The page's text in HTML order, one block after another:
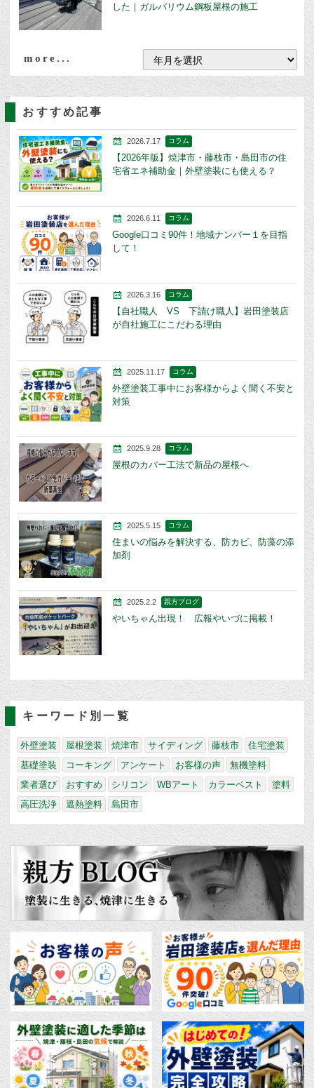
した｜ガルバリウム鋼板屋根の施工
more...
おすすめ記事
2026.7.17 コラム
【2026年版】焼津市・藤枝市・島田市の住
宅省エネ補助金｜外壁塗装にも使える？
2026.6.11 コラム
Google口コミ90件！地域ナンバー１を目指
して！
2026.3.16 コラム
【自社職人 VS 下請け職人】岩田塗装店
が自社施工にこだわる理由
2025.11.17 コラム
外壁塗装工事中にお客様からよく聞く不安と
対策
2025.9.28 コラム
屋根のカバー工法で新品の屋根へ
2025.5.15 コラム
住まいの悩みを解決する、防カビ、防藻の添
加剤
2025.2.2 親方ブログ
やいちゃん出現！ 広報やいづに掲載！
キーワード別一覧
外壁塗装 屋根塗装 焼津市 サイディング 藤枝市
住宅塗装
基礎塗装
コーキング アンケート お客様の声
無機塗料
業者選び
おすすめ シリコン WBアート カラーベスト
塗料
高圧洗浄
遮熱塗料 島田市